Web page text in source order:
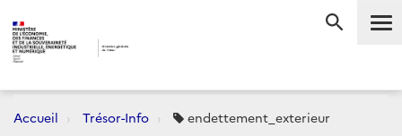
Accueil Trésor-Info endettement_exterieur